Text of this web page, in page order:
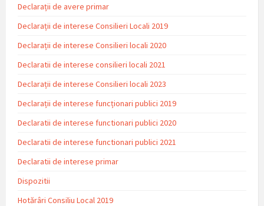
Declarații de avere primar
Declarații de interese Consilieri Locali 2019
Declarații de interese Consilieri locali 2020
Declaratii de interese consilieri locali 2021
Declarații de interese Consilieri locali 2023
Declarații de interese funcționari publici 2019
Declaratii de interese functionari publici 2020
Declaratii de interese functionari publici 2021
Declaratii de interese primar
Dispozitii
Hotărâri Consiliu Local 2019